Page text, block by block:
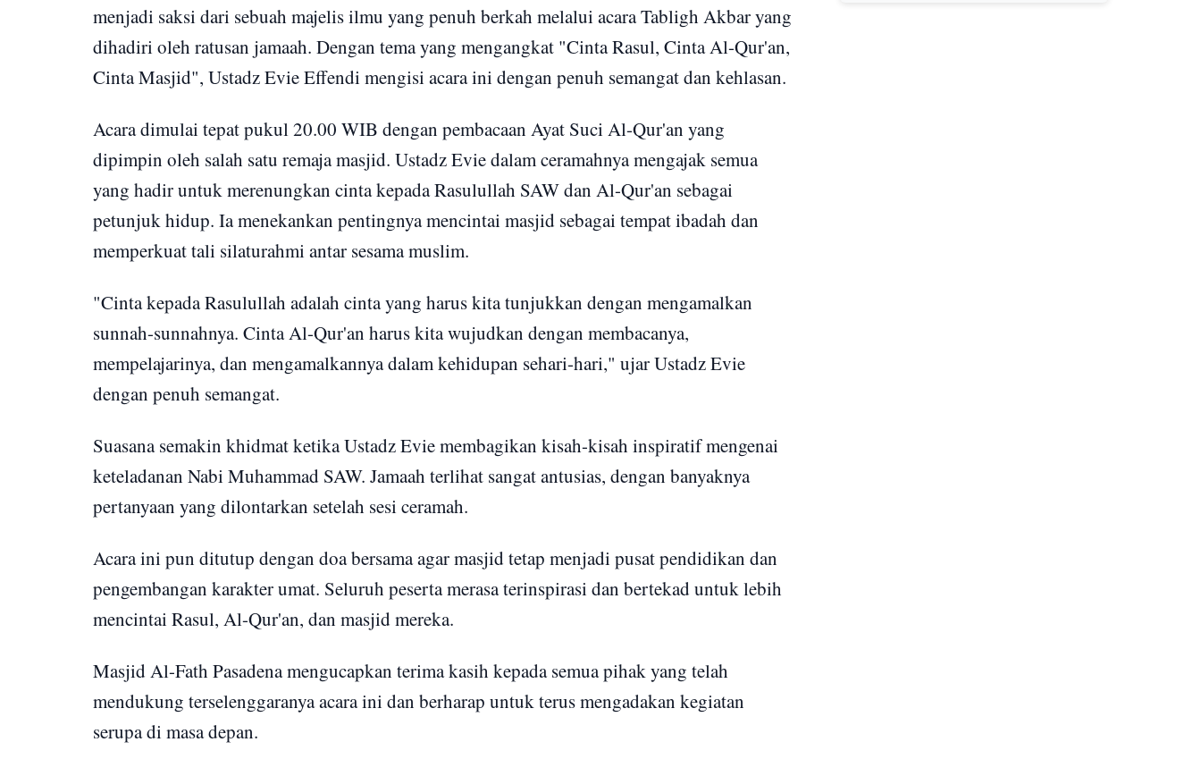
menjadi saksi dari sebuah majelis ilmu yang penuh berkah melalui acara Tabligh Akbar yang
dihadiri oleh ratusan jamaah. Dengan tema yang mengangkat "Cinta Rasul, Cinta Al-Qur'an,
Cinta Masjid", Ustadz Evie Effendi mengisi acara ini dengan penuh semangat dan kehlasan.
Acara dimulai tepat pukul 20.00 WIB dengan pembacaan Ayat Suci Al-Qur'an yang
dipimpin oleh salah satu remaja masjid. Ustadz Evie dalam ceramahnya mengajak semua
yang hadir untuk merenungkan cinta kepada Rasulullah SAW dan Al-Qur'an sebagai
petunjuk hidup. Ia menekankan pentingnya mencintai masjid sebagai tempat ibadah dan
memperkuat tali silaturahmi antar sesama muslim.
"Cinta kepada Rasulullah adalah cinta yang harus kita tunjukkan dengan mengamalkan
sunnah-sunnahnya. Cinta Al-Qur'an harus kita wujudkan dengan membacanya,
mempelajarinya, dan mengamalkannya dalam kehidupan sehari-hari," ujar Ustadz Evie
dengan penuh semangat.
Suasana semakin khidmat ketika Ustadz Evie membagikan kisah-kisah inspiratif mengenai
keteladanan Nabi Muhammad SAW. Jamaah terlihat sangat antusias, dengan banyaknya
pertanyaan yang dilontarkan setelah sesi ceramah.
Acara ini pun ditutup dengan doa bersama agar masjid tetap menjadi pusat pendidikan dan
pengembangan karakter umat. Seluruh peserta merasa terinspirasi dan bertekad untuk lebih
mencintai Rasul, Al-Qur'an, dan masjid mereka.
Masjid Al-Fath Pasadena mengucapkan terima kasih kepada semua pihak yang telah
mendukung terselenggaranya acara ini dan berharap untuk terus mengadakan kegiatan
serupa di masa depan.